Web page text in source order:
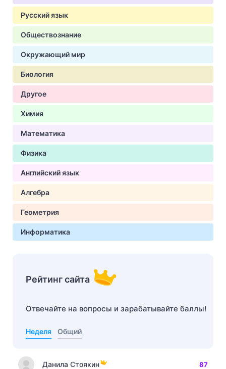
Русский язык
Обществознание
Окружающий мир
Биология
Другое
Химия
Математика
Физика
Английский язык
Алгебра
Геометрия
Информатика
Рейтинг сайта
Отвечайте на вопросы и зарабатывайте баллы!
Неделя Общий
Данила Стоякин 87